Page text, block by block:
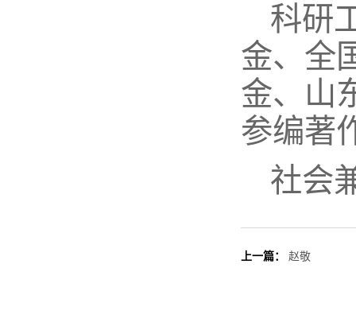
科研
金、全
金、山
参编著
社会
上一篇： 赵敬